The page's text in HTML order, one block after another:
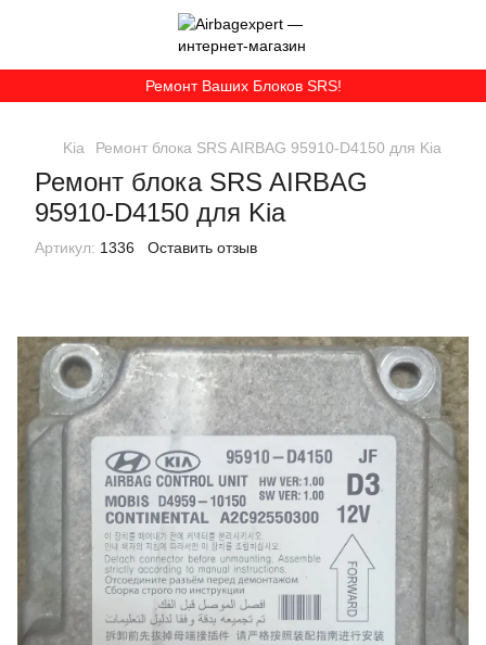
Ремонт Ваших Блоков SRS!
Kia Ремонт блока SRS AIRBAG 95910-D4150 для Kia
Ремонт блока SRS AIRBAG
95910-D4150 для Kia
Артикул: 1336 Оставить отзыв